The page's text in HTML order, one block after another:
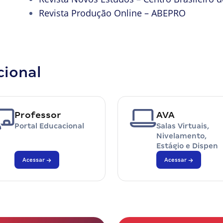
Revista Produção Online – ABEPRO
Professor
Portal Educacional
Acessar
AVA
Salas Virtuais,
Nivelamento,
Estágio e Dispen
Acessar